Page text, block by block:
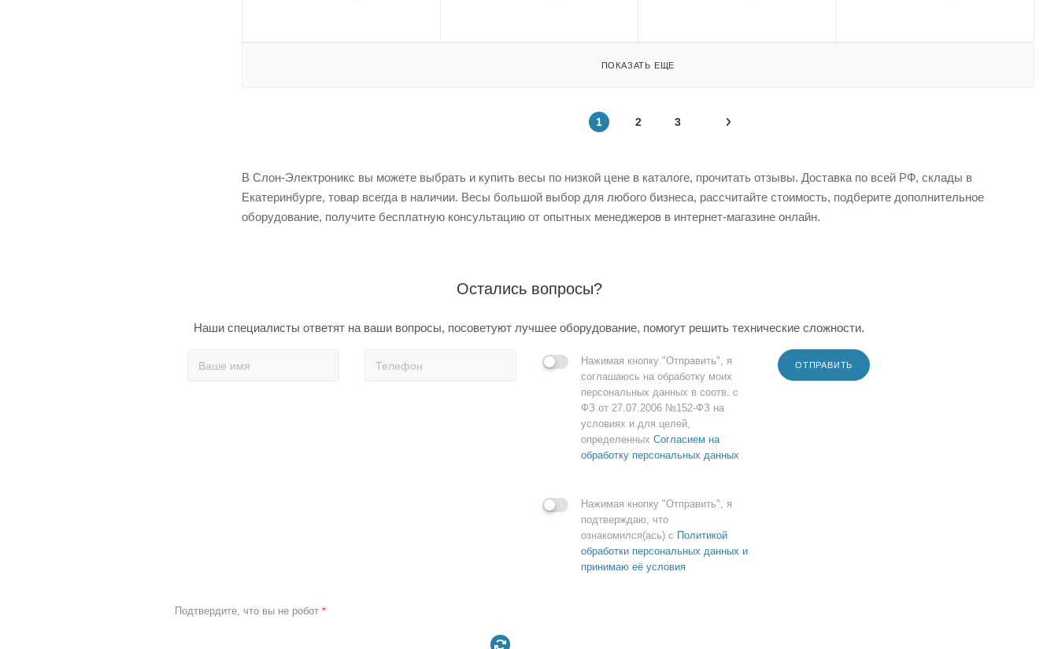
ПОКАЗАТЬ ЕЩЕ
1 2 3
В Слон-Электроникс вы можете выбрать и купить весы по низкой цене в каталоге, прочитать отзывы. Доставка по всей РФ, склады в
Екатеринбурге, товар всегда в наличии. Весы большой выбор для любого бизнеса, рассчитайте стоимость, подберите дополнительное
оборудование, получите бесплатную консультацию от опытных менеджеров в интернет-магазине онлайн.
Остались вопросы?
Наши специалисты ответят на ваши вопросы, посоветуют лучшее оборудование, помогут решить технические сложности.
Нажимая кнопку "Отправить", я
соглашаюсь на обработку моих
персональных данных в соотв. с
ФЗ от 27.07.2006 №152-ФЗ на
условиях и для целей,
определенных Согласием на
обработку персональных данных
Нажимая кнопку "Отправить", я
подтверждаю, что
ознакомился(ась) с Политикой
обработки персональных данных и
принимаю её условия
ОТПРАВИТЬ
Подтвердите, что вы не робот *